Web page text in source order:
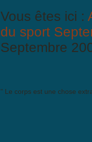
Vous êtes ici :
du sport
Septembre
" Le corps est une chose